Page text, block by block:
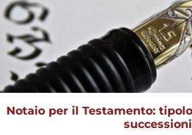
Notaio per il Testamento:
successioni